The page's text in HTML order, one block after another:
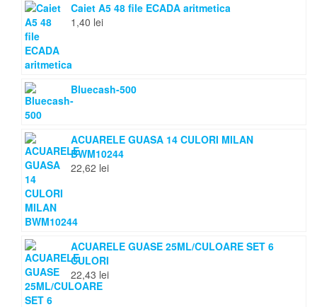
Caiet A5 48 file ECADA aritmetica
1,40 lei
Bluecash-500
ACUARELE GUASA 14 CULORI MILAN
BWM10244
22,62 lei
ACUARELE GUASE 25ML/CULOARE SET 6
CULORI
22,43 lei